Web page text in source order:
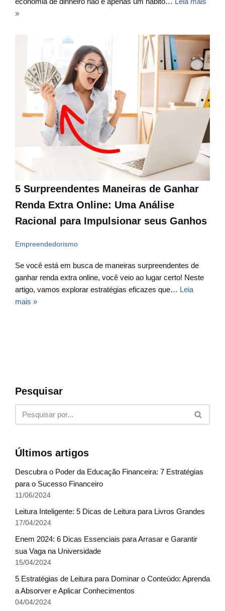
»
5 Surpreendentes Maneiras de Ganhar
Renda Extra Online: Uma Análise
Racional para Impulsionar seus Ganhos
Empreendedorismo
Se você está em busca de maneiras surpreendentes de
ganhar renda extra online, você veio ao lugar certo! Neste
artigo, vamos explorar estratégias eficazes que… Leia
mais »
Pesquisar
Últimos artigos
Descubra o Poder da Educação Financeira: 7 Estratégias
para o Sucesso Financeiro
11/06/2024
Leitura Inteligente: 5 Dicas de Leitura para Livros Grandes
17/04/2024
Enem 2024: 6 Dicas Essenciais para Arrasar e Garantir
sua Vaga na Universidade
15/04/2024
5 Estratégias de Leitura para Dominar o Conteúdo: Aprenda
a Absorver e Aplicar Conhecimentos
04/04/2024